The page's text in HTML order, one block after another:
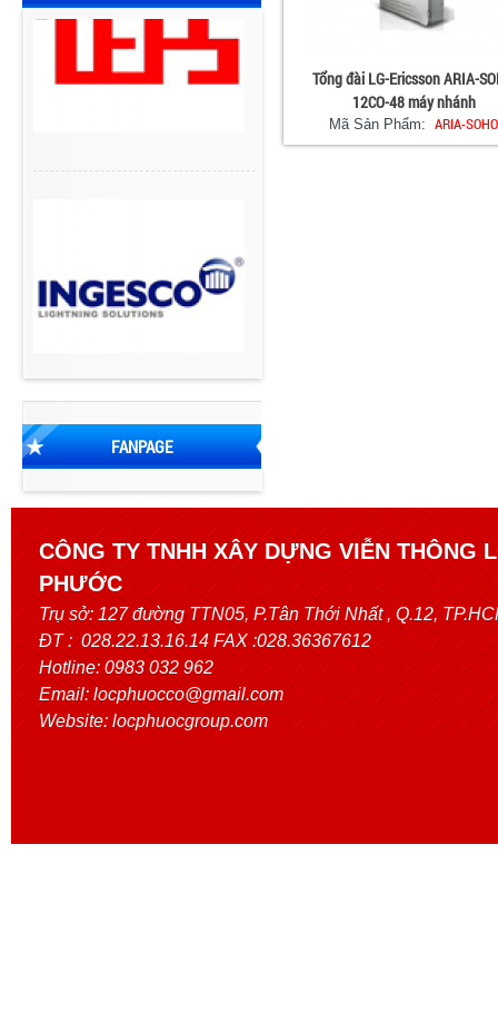
FANPAGE
Tổng đài LG-Ericsson ARIA-
12CO-48 máy nhánh
Mã Sản Phẩm: ARIA-SOHO
CÔNG TY TNHH XÂY DỰNG VIỄN THÔNG
PHƯỚC
Trụ sở: 127 đường TTN05, P.Tân Thới Nhất, Q.12,
ĐT : 028.22.13.16.14 FAX :028.36367612
Hotline: 0983 032 962
Email: locphuocco@gmail.com
Website: locphuocgroup.com